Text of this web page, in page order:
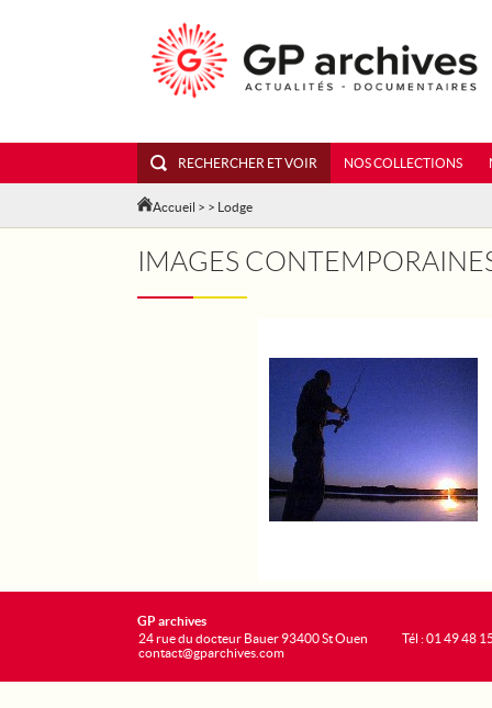
RECHERCHER ET VOIR NOS COLLECTIONS
Accueil > > Lodge
IMAGES
GP archives
24 rue du docteur Bauer 93400 St Ouen
contact@gparchives.com
Tél : 01 49 48